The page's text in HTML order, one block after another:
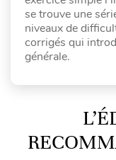
se trouve une
niveaux de
corrigés qui
générale.